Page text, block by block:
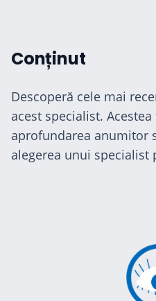
Conținut
Descoperă cele mai
acest specialist.
aprofundarea anumitor
alegerea unui